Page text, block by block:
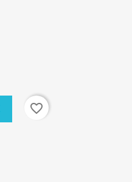
favorite_border